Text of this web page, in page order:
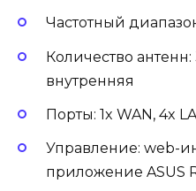
Частотный
Количество
внутренняя
Порты: 1x WAN, 4x
Управление: web-
приложение ASUS